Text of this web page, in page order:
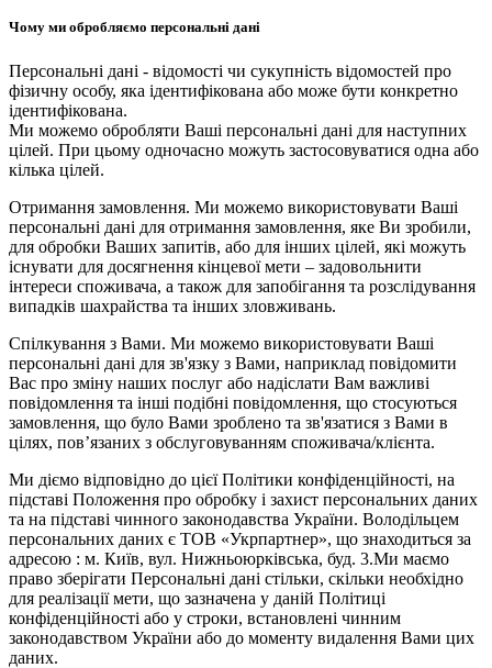
Чому ми обробляємо персональні дані
Персональні дані - відомості чи сукупність відомостей про
фізичну особу, яка ідентифікована або може бути конкретно
ідентифікована.
Ми можемо обробляти Ваші персональні дані для наступних
цілей. При цьому одночасно можуть застосовуватися одна або
кілька цілей.
Отримання замовлення. Ми можемо використовувати Ваші
персональні дані для отримання замовлення, яке Ви зробили,
для обробки Ваших запитів, або для інших цілей, які можуть
існувати для досягнення кінцевої мети – задовольнити
інтереси споживача, а також для запобігання та розслідування
випадків шахрайства та інших зловживань.
Спілкування з Вами. Ми можемо використовувати Ваші
персональні дані для зв'язку з Вами, наприклад повідомити
Вас про зміну наших послуг або надіслати Вам важливі
повідомлення та інші подібні повідомлення, що стосуються
замовлення, що було Вами зроблено та зв'язатися з Вами в
цілях, пов’язаних з обслуговуванням споживача/клієнта.
Ми діємо відповідно до цієї Політики конфіденційності, на
підставі Положення про обробку і захист персональних даних
та на підставі чинного законодавства України. Володільцем
персональних даних є ТОВ «Укрпартнер», що знаходиться за
адресою : м. Київ, вул. Нижньоюркiвська, буд. 3.Ми маємо
право зберігати Персональні дані стільки, скільки необхідно
для реалізації мети, що зазначена у даній Політиці
конфіденційності або у строки, встановлені чинним
законодавством України або до моменту видалення Вами цих
даних.